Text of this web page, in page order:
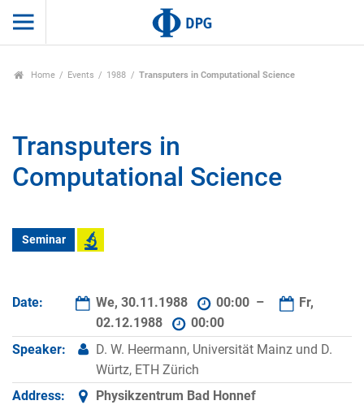
Home Events 1988 Transputers in Computational Science
Transputers in
Computational Science
Seminar
Date: We, 30.11.1988 00:00 –
Fr,
02.12.1988
00:00
Speaker:
D. W. Heermann, Universität Mainz und D.
Würtz, ETH Zürich
Address:
Physikzentrum Bad Honnef